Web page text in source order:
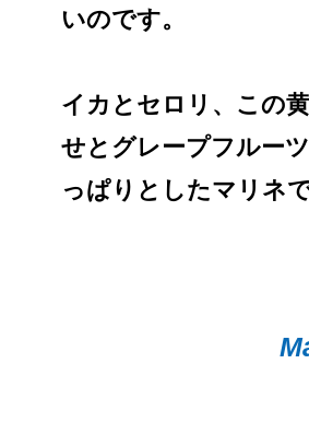
いのです。
イカとセロリ、この
せとグレープフルー
っぱりとしたマリネ